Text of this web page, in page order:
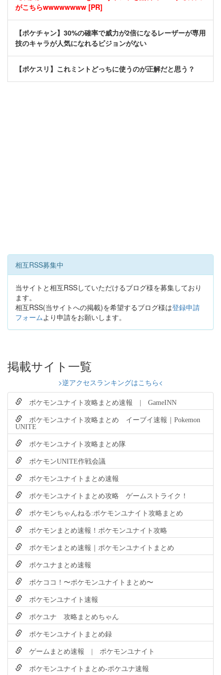
がこちらwwwwwwww [PR]
【ポケチャン】30%の確率で威力が2倍になるレーザーが専用
技のキャラが人気になれるビジョンがない
【ポケスリ】これミントどっちに使うのが正解だと思う？
相互RSS募集中
当サイトと相互RSSしていただけるブログ様を募集しており
ます。
相互RSS(当サイトへの掲載)を希望するブログ様は登録申請
フォームより申請をお願いします。
掲載サイト一覧
>逆アクセスランキングはこちら<
ポケモンユナイト攻略まとめ速報 | GameINN
ポケモンユナイト攻略まとめ イーブイ速報｜Pokemon
UNITE
ポケモンユナイト攻略まとめ隊
ポケモンUNITE作戦会議
ポケモンユナイトまとめ速報
ポケモンユナイトまとめ攻略 ゲームストライク！
ポケモンちゃんねる:ポケモンユナイト攻略まとめ
ポケモンまとめ速報！ポケモンユナイト攻略
ポケモンまとめ速報｜ポケモンユナイトまとめ
ポケユナまとめ速報
ポケココ！〜ポケモンユナイトまとめ〜
ポケモンユナイト速報
ポケユナ 攻略まとめちゃん
ポケモンユナイトまとめ録
ゲームまとめ速報 | ポケモンユナイト
ポケモンユナイトまとめ-ポケユナ速報